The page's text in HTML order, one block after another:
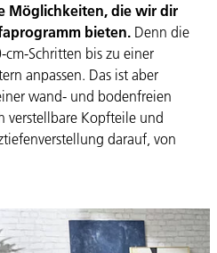
Möglichkeiten, die wir dir
bieten. Denn die
cm-Schritten bis zu einer
anpassen. Das ist aber
wand- und bodenfreien
verstellbare Kopfteile und
darauf, von